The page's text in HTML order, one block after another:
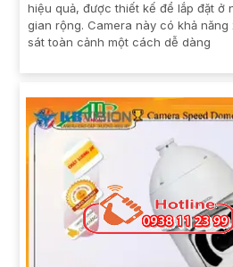
hiệu quả, được thiết kế để lắp đặt ở
gian rộng. Camera này có khả
sát toàn cảnh một cách dễ dàng